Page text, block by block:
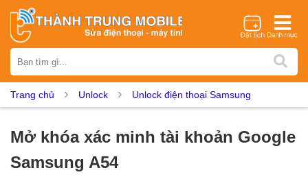
iPhone Samsung Oppo Xiaomi Realme Vivo
Nokia Google Pixel OnePlus
Thay màn hình
Trang chủ Unlock Unlock điện thoại Samsung
Mở khóa xác minh tài khoản Google
Samsung A54